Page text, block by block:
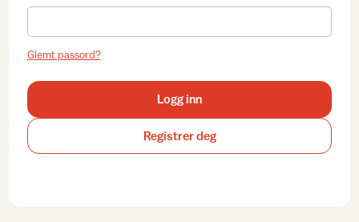
Glemt passord?
Logg inn
Registrer deg